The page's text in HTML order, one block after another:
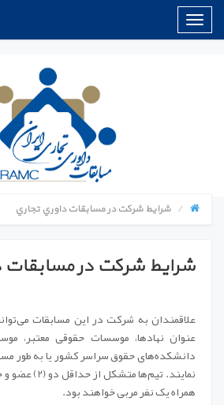
منوی
شرايط شرکت در مسابقات داوري تجاري
شرايط شرکت در مسابقات
علاقمندان به شرکت در این مسابقات
عنوان نهادها، موسسات حقوقی معتبر،
دانشکده‌های حقوق سراسر کشور یا به طور
همراه یک نفر مربی خواهند بود.